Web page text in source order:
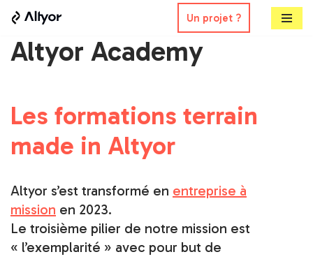
Aller
au
Un projet ?
Altyor Academy
Les formations terrain
made in Altyor
Altyor s’est transformé en entreprise à
mission en 2023.
Le troisième pilier de notre mission est
« l’exemplarité » avec pour but de